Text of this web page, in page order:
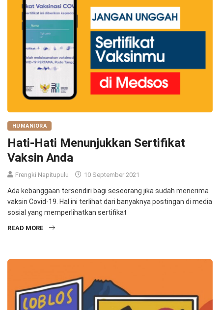
HUMANIORA
Hati-Hati Menunjukkan Sertifikat
Vaksin Anda
Frengki Napitupulu 10 September 2021
Ada kebanggaan tersendiri bagi seseorang jika sudah menerima
vaksin Covid-19. Hal ini terlihat dari banyaknya postingan di media
sosial yang memperlihatkan sertifikat
READ MORE